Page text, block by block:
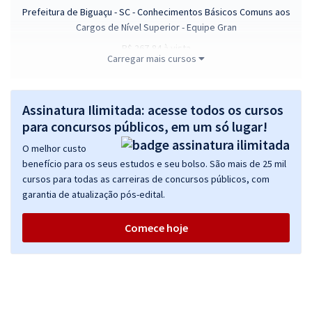
Prefeitura de Biguaçu - SC - Conhecimentos Básicos Comuns aos
Cargos de Nível Superior - Equipe Gran
R$ 267,84 à vista
ou 12x de R$ 22,32
Comprar
Prefeitura de Biguaçu - SC - Escriturário
R$ 354,24à vista
Economize R$ 88,56 (-20%)
Carregar mais cursos
Assinatura Ilimitada: acesse todos os cursos
para concursos públicos, em um só lugar!
O melhor custo
benefício para os seus estudos e seu bolso. São mais de 25 mil
cursos para todas as carreiras de concursos públicos, com
garantia de atualização pós-edital.
Comece hoje